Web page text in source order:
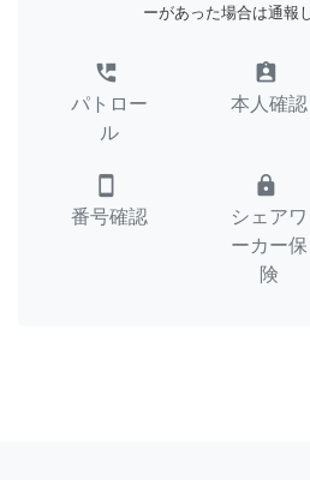
ーがあった場合は通報
perm_phone_msg
パトロー
ル
assignment_ind
本人確認
smartphone
番号確認
lock
シェアワ
ーカー保
険